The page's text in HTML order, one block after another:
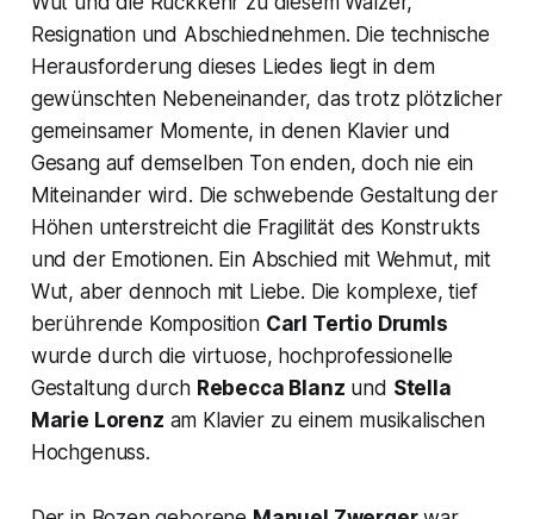
Resignation und Abschiednehmen. Die technische
Herausforderung dieses Liedes liegt in dem
gewünschten Nebeneinander, das trotz plötzlicher
gemeinsamer Momente, in denen Klavier und
Gesang auf demselben Ton enden, doch nie ein
Miteinander wird. Die schwebende Gestaltung der
Höhen unterstreicht die Fragilität des Konstrukts
und der Emotionen. Ein Abschied mit Wehmut, mit
Wut, aber dennoch mit Liebe. Die komplexe, tief
berührende Komposition Carl Tertio Drumls
wurde durch die virtuose, hochprofessionelle
Gestaltung durch Rebecca Blanz und Stella
Marie Lorenz am Klavier zu einem musikalischen
Hochgenuss.